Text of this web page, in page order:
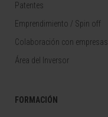
Patentes
Emprendimiento / Spin off
Colaboración con empresas
Área del Inversor
FORMACIÓN